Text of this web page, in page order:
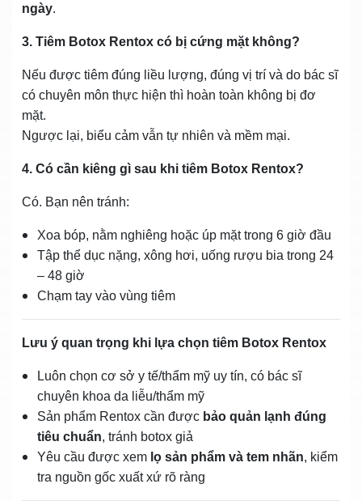
ngày.
3. Tiêm Botox Rentox có bị cứng mặt không?
Nếu được tiêm đúng liều lượng, đúng vị trí và do bác sĩ
có chuyên môn thực hiện thì hoàn toàn không bị đơ
mặt.
Ngược lại, biểu cảm vẫn tự nhiên và mềm mại.
4. Có cần kiêng gì sau khi tiêm Botox Rentox?
Có. Bạn nên tránh:
Xoa bóp, nằm nghiêng hoặc úp mặt trong 6 giờ đầu
Tập thể dục nặng, xông hơi, uống rượu bia trong 24
– 48 giờ
Chạm tay vào vùng tiêm
Lưu ý quan trọng khi lựa chọn tiêm Botox Rentox
Luôn chọn cơ sở y tế/thẩm mỹ uy tín, có bác sĩ
chuyên khoa da liễu/thẩm mỹ
Sản phẩm Rentox cần được bảo quản lạnh đúng
tiêu chuẩn, tránh botox giả
Yêu cầu được xem lọ sản phẩm và tem nhãn, kiểm
tra nguồn gốc xuất xứ rõ ràng